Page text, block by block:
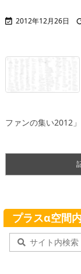
 2012年12月26日
ファンの集い2012
プラスα空間